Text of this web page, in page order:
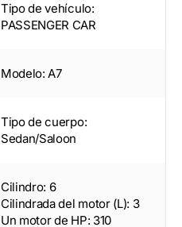
Tipo de vehículo:
PASSENGER CAR
Modelo: A7
Tipo de cuerpo:
Sedan/Saloon
Cilindro: 6
Cilindrada del motor (L): 3
Un motor de HP: 310